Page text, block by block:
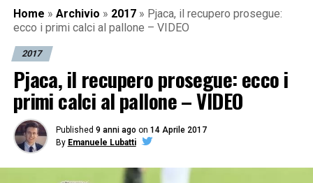
Home » Archivio » 2017 » Pjaca, il recupero prosegue:
ecco i primi calci al pallone – VIDEO
2017
Pjaca, il recupero prosegue: ecco i
primi calci al pallone – VIDEO
Published 9 anni ago on 14 Aprile 2017
By Emanuele Lubatti